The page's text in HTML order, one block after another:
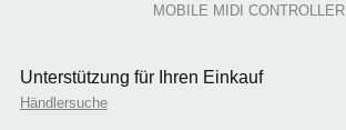
MOBILE MIDI CONTROLLER
Unterstützung für Ihren Einkauf
Händlersuche